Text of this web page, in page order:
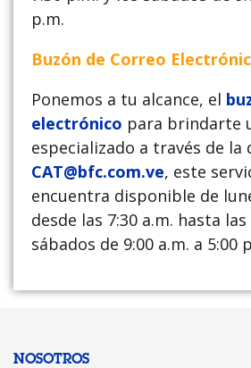
p.m.
Buzón de Correo
Ponemos a tu alcance, el
electrónico para brindarte
especializado a través de la
CAT@bfc.com.ve, este
encuentra disponible de
desde las 7:30 a.m. hasta
sábados de 9:00 a.m. a 5:00
NOSOTROS